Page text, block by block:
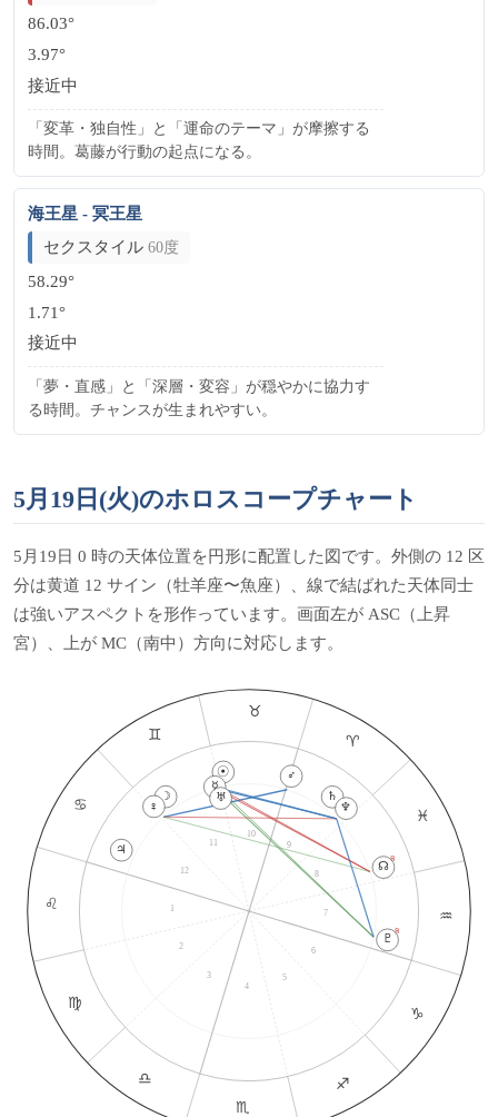
86.03°
3.97°
接近中
「変革・独自性」と「運命のテーマ」が摩擦する
時間。葛藤が行動の起点になる。
海王星 - 冥王星
セクスタイル 60度
58.29°
1.71°
接近中
「夢・直感」と「深層・変容」が穏やかに協力す
る時間。チャンスが生まれやすい。
5月19日(火)のホロスコープチャート
5月19日 0 時の天体位置を円形に配置した図です。外側の 12 区
分は黄道 12 サイン（牡羊座〜魚座）、線で結ばれた天体同士
は強いアスペクトを形作っています。画面左が ASC（上昇
宮）、上が MC（南中）方向に対応します。
♈
♉
♊
♋
♌
♍
♎
♏
♐
♑
♒
♓
1
2
3
4
5
6
7
8
9
10
11
12
☉
☽
☿
♀
♂
♃
♄
♅
♆
♇
℞
☊
℞